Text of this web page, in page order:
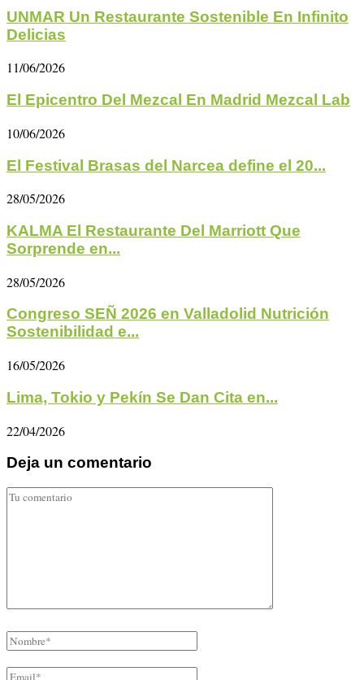
UNMAR Un Restaurante Sostenible En Infinito
Delicias
11/06/2026
El Epicentro Del Mezcal En Madrid Mezcal Lab
10/06/2026
El Festival Brasas del Narcea define el 20...
28/05/2026
KALMA El Restaurante Del Marriott Que
Sorprende en...
28/05/2026
Congreso SEÑ 2026 en Valladolid Nutrición
Sostenibilidad e...
16/05/2026
Lima, Tokio y Pekín Se Dan Cita en...
22/04/2026
Deja un comentario